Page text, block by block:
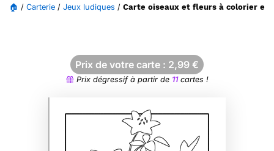
Ne plus afficher
🏠 / Carterie / Jeux ludiques / Carte oiseaux et fleurs à colorier en
Prix de votre carte : 2,99 €
Prix dégressif à partir de 11cartes !